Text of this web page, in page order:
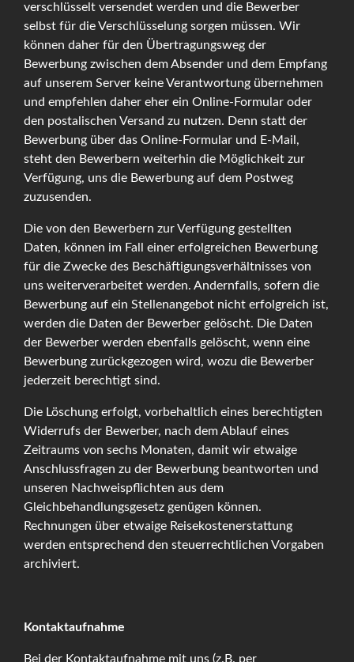
verschlüsselt versendet werden und die Bewerber
selbst für die Verschlüsselung sorgen müssen. Wir
können daher für den Übertragungsweg der
Bewerbung zwischen dem Absender und dem Empfang
auf unserem Server keine Verantwortung übernehmen
und empfehlen daher eher ein Online-Formular oder
den postalischen Versand zu nutzen. Denn statt der
Bewerbung über das Online-Formular und E-Mail,
steht den Bewerbern weiterhin die Möglichkeit zur
Verfügung, uns die Bewerbung auf dem Postweg
zuzusenden.
Die von den Bewerbern zur Verfügung gestellten
Daten, können im Fall einer erfolgreichen Bewerbung
für die Zwecke des Beschäftigungsverhältnisses von
uns weiterverarbeitet werden. Andernfalls, sofern die
Bewerbung auf ein Stellenangebot nicht erfolgreich ist,
werden die Daten der Bewerber gelöscht. Die Daten
der Bewerber werden ebenfalls gelöscht, wenn eine
Bewerbung zurückgezogen wird, wozu die Bewerber
jederzeit berechtigt sind.
Die Löschung erfolgt, vorbehaltlich eines berechtigten
Widerrufs der Bewerber, nach dem Ablauf eines
Zeitraums von sechs Monaten, damit wir etwaige
Anschlussfragen zu der Bewerbung beantworten und
unseren Nachweispflichten aus dem
Gleichbehandlungsgesetz genügen können.
Rechnungen über etwaige Reisekostenerstattung
werden entsprechend den steuerrechtlichen Vorgaben
archiviert.
Kontaktaufnahme
Bei der Kontaktaufnahme mit uns (z.B. per